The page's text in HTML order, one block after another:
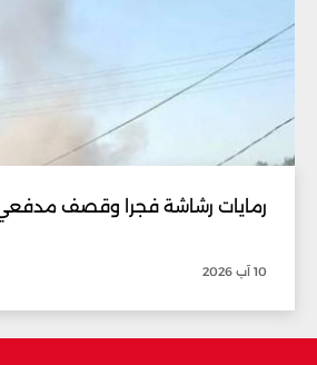
رمايات رشاشة فجرا وقصف مدفعي
10 آب 2026